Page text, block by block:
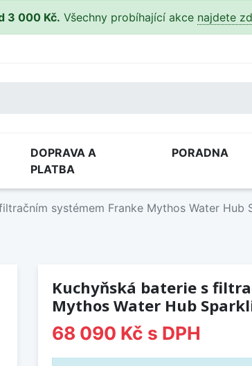
3 000 Kč. Všechny probíhající akce najdete
DOPRAVA A
PLATBA
PORADNA
systémem Franke Mythos Water Hub
Kuchyňská baterie s
Mythos Water Hub
68 090 Kč s DPH